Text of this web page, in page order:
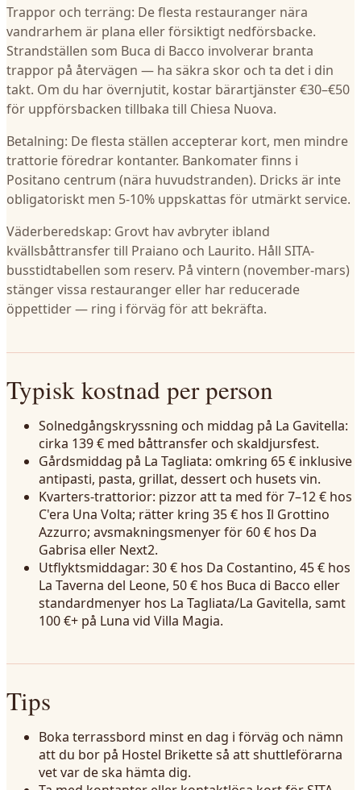
Trappor och terräng: De flesta restauranger nära
vandrarhem är plana eller försiktigt nedförsbacke.
Strandställen som Buca di Bacco involverar branta
trappor på återvägen — ha säkra skor och ta det i din
takt. Om du har övernjutit, kostar bärartjänster €30–€50
för uppförsbacken tillbaka till Chiesa Nuova.
Betalning: De flesta ställen accepterar kort, men mindre
trattorie föredrar kontanter. Bankomater finns i
Positano centrum (nära huvudstranden). Dricks är inte
obligatoriskt men 5-10% uppskattas för utmärkt service.
Väderberedskap: Grovt hav avbryter ibland
kvällsbåttransfer till Praiano och Laurito. Håll SITA-
busstidtabellen som reserv. På vintern (november-mars)
stänger vissa restauranger eller har reducerade
öppettider — ring i förväg för att bekräfta.
Typisk kostnad per person
Solnedgångskryssning och middag på La Gavitella:
cirka 139 € med båttransfer och skaldjursfest.
Gårdsmiddag på La Tagliata: omkring 65 € inklusive
antipasti, pasta, grillat, dessert och husets vin.
Kvarters-trattorior: pizzor att ta med för 7–12 € hos
C'era Una Volta; rätter kring 35 € hos Il Grottino
Azzurro; avsmakningsmenyer för 60 € hos Da
Gabrisa eller Next2.
Utflyktsmiddagar: 30 € hos Da Costantino, 45 € hos
La Taverna del Leone, 50 € hos Buca di Bacco eller
standardmenyer hos La Tagliata/La Gavitella, samt
100 €+ på Luna vid Villa Magia.
Tips
Boka terrassbord minst en dag i förväg och nämn
att du bor på Hostel Brikette så att shuttleförarna
vet var de ska hämta dig.